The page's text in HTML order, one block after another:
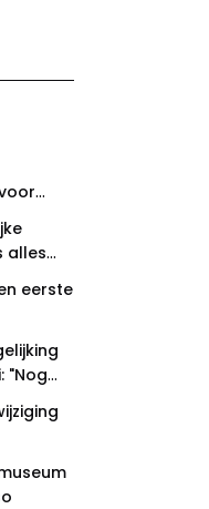
nog
jul. 14:00
alles
eerste
"Nog